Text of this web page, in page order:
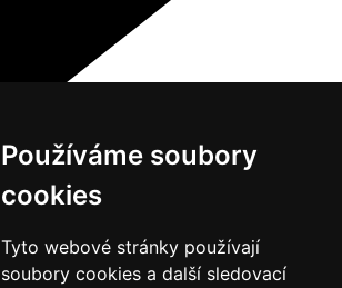
Používáme soubory
cookies
Tyto webové stránky používají
soubory cookies a další sledovací